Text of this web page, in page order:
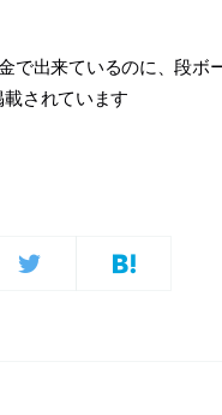
で出来ているのに、段ボ
されています